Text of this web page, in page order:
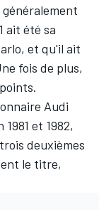
ait été sa
et qu'il ait
fois de plus,
Audi
et 1982,
deuxièmes
le titre,